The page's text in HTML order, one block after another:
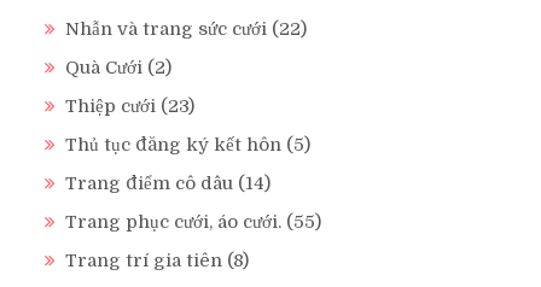
Nhẫn và trang sức cưới (22)
Quà Cưới (2)
Thiệp cưới (23)
Thủ tục đăng ký kết hôn (5)
Trang điểm cô dâu (14)
Trang phục cưới, áo cưới. (55)
Trang trí gia tiên (8)